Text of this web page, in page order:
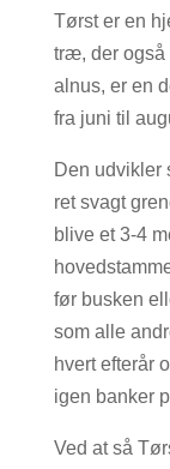
Tørst er en
træ, der også
alnus, er en
fra juni til
Den udvikler
ret svagt
blive et 3-4
før busken
som alle
hvert efterår
igen banker
Ved at så